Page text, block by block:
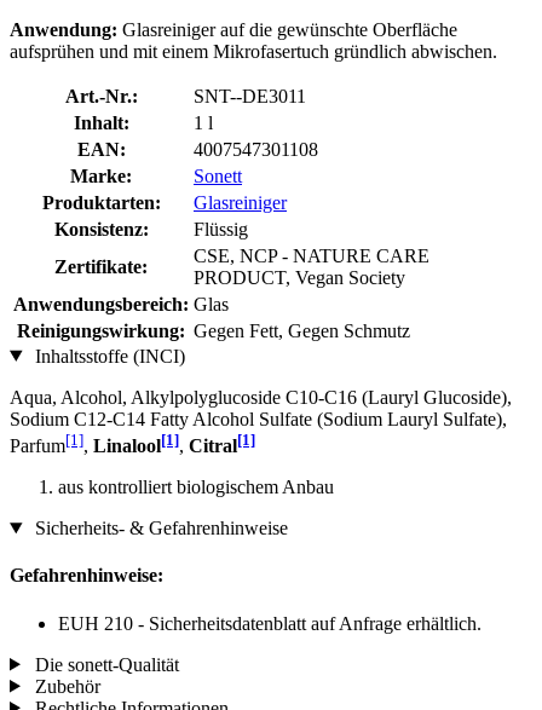
Anwendung: Glasreiniger auf die gewünschte Oberfläche
aufsprühen und mit einem Mikrofasertuch gründlich abwischen.
Art.-Nr.:
SNT--DE3011
Inhalt:
1 l
EAN:
4007547301108
Marke:
Sonett
Produktarten:
Glasreiniger
Konsistenz:
Flüssig
Zertifikate:
CSE, NCP - NATURE CARE
PRODUCT, Vegan Society
Anwendungsbereich: Glas
Reinigungswirkung: Gegen Fett, Gegen Schmutz
Inhaltsstoffe (INCI)
Aqua, Alcohol, Alkylpolyglucoside C10-C16 (Lauryl Glucoside),
Sodium C12-C14 Fatty Alcohol Sulfate (Sodium Lauryl Sulfate),
Parfum[1], Linalool[1], Citral[1]
aus kontrolliert biologischem Anbau
Sicherheits- & Gefahrenhinweise
Gefahrenhinweise:
EUH 210 - Sicherheitsdatenblatt auf Anfrage erhältlich.
Die sonett-Qualität
Zubehör